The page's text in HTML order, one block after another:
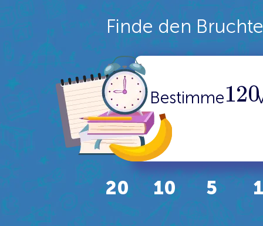
Finde den
10 5 1
20
Bestimme120